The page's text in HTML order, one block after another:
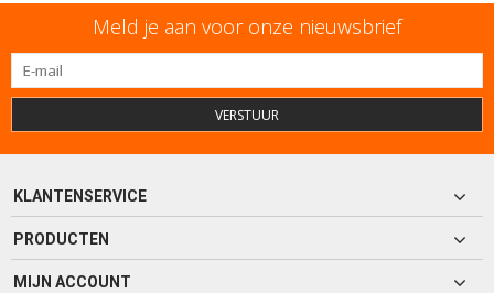
Meld je aan voor onze nieuwsbrief
VERSTUUR
KLANTENSERVICE
PRODUCTEN
MIJN ACCOUNT